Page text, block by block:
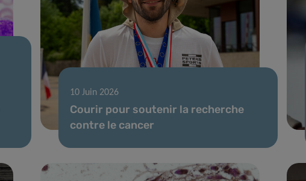
10 Juin 2026
Courir pour soutenir la recherche
contre le cancer